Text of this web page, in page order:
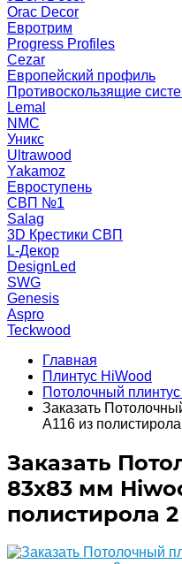
Orac Decor
Евротрим
Progress Profiles
Cezar
Европейский профиль
Противоскользящие
Lemal
NMC
Уникс
Ultrawood
Yakamoz
Евроступень
СВП №1
Salag
3D Крестики СВП
L-Декор
DesignLed
SWG
Genesis
Aspro
Teckwood
Главная
Плинтус HiWood
Потолочный
Заказать
A116 из
Заказать
83х83 мм
полистирола